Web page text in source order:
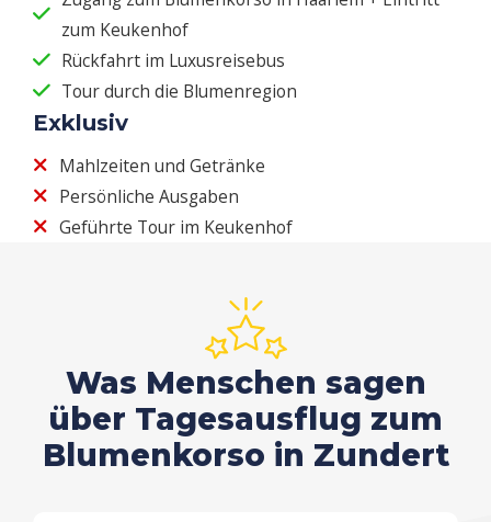
zum Keukenhof
Rückfahrt im Luxusreisebus
Tour durch die Blumenregion
Exklusiv
Mahlzeiten und Getränke
Persönliche Ausgaben
Geführte Tour im Keukenhof
Was Menschen sagen
über Tagesausflug zum
Blumenkorso in Zundert